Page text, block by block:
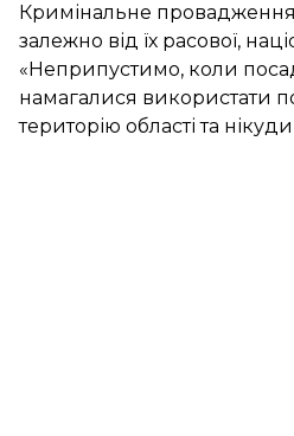
Кримінальне провадження
залежно від їх расової,
«Неприпустимо, коли
намагалися використати
територію області та